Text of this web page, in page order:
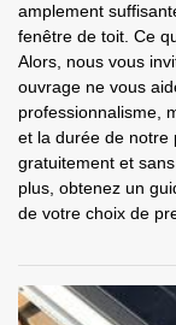
amplement
fenêtre de toit. Ce
Alors, nous vous
ouvrage ne vous
professionnalisme,
et la durée de notre
gratuitement et
plus, obtenez un
de votre choix de